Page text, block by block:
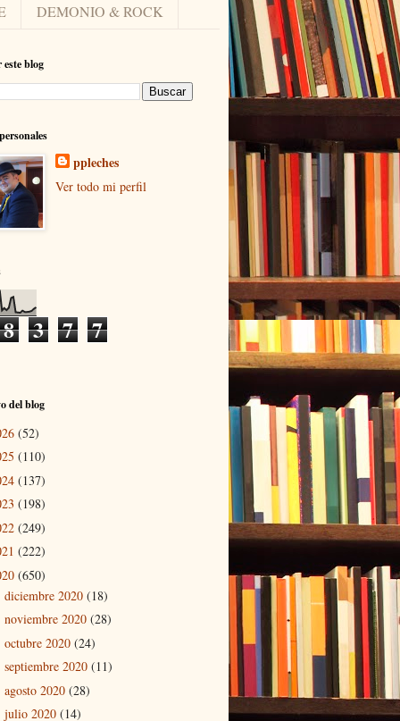
DEMONIO & ROCK
este blog
ppleches
Ver todo mi perfil
8 3 7 7
del blog
(52)
(110)
(137)
(198)
(249)
(222)
(650)
diciembre 2020 (18)
noviembre 2020 (28)
octubre 2020 (24)
septiembre 2020 (11)
agosto 2020 (28)
julio 2020 (14)